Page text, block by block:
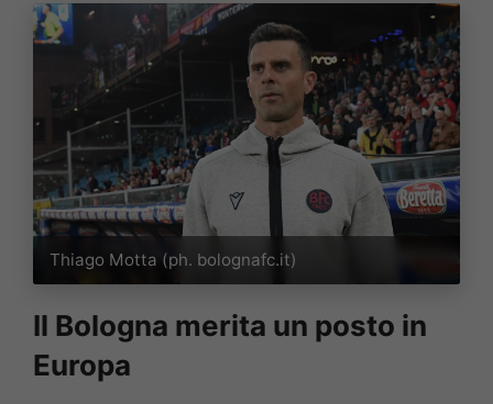
Thiago Motta (ph. bolognafc.it)
Il Bologna merita un posto in
Europa